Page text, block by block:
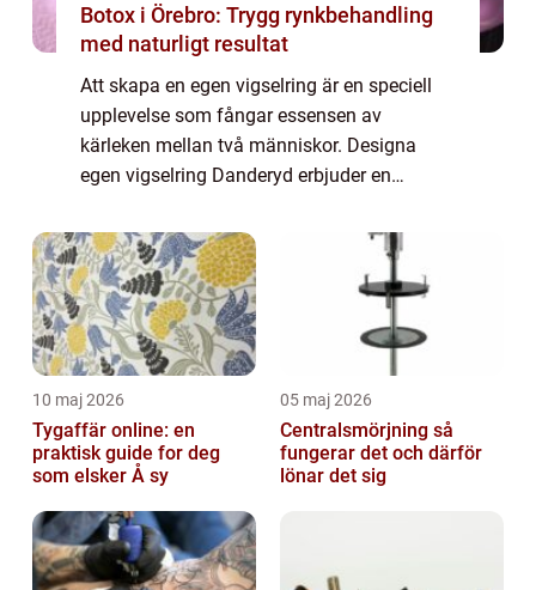
Botox i Örebro: Trygg rynkbehandling
med naturligt resultat
Att skapa en egen vigselring är en speciell
upplevelse som fångar essensen av
kärleken mellan två människor. Designa
egen vigselring Danderyd erbjuder en
touch. I Dande...
10 maj 2026
Tygaffär online: en
praktisk guide for deg
som elsker Å sy
05 maj 2026
Centralsmörjning så
fungerar det och därför
lönar det sig